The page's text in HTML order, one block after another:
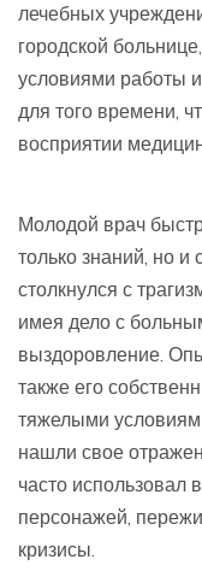
лечебных
городской
условиями работы
для того времени,
восприятии
Молодой врач
только знаний, но и
столкнулся с
имея дело с
выздоровление.
также его
тяжелыми
нашли свое
часто использовал
персонажей,
кризисы.